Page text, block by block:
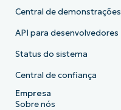
Central de demonstrações
API para desenvolvedores
Status do sistema
Central de confiança
Empresa
Sobre nós